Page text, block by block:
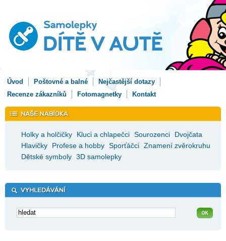
Úvod Poštovné a balné
Nejčastější dotazy
Recenze zákazníků
Fotomagnetky Kontakt
Holky a holčičky Kluci a chlapečci Sourozenci
Dvojčata
Hlavičky
Profese a hobby Sporťáčci Znamení zvěrokruhu
Dětské symboly 3D samolepky